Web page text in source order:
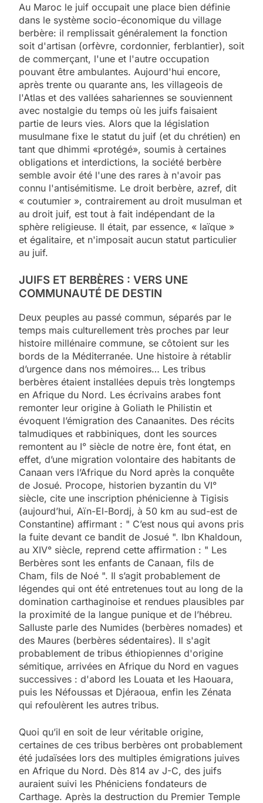
Au Maroc le juif occupait une place bien définie
dans le système socio-économique du village
berbère: il remplissait généralement la fonction
soit d'artisan (orfèvre, cordonnier, ferblantier), soit
de commerçant, l'une et l'autre occupation
pouvant être ambulantes. Aujourd'hui encore,
après trente ou quarante ans, les villageois de
l'Atlas et des vallées sahariennes se souviennent
avec nostalgie du temps où les juifs faisaient
partie de leurs vies. Alors que la législation
musulmane fixe le statut du juif (et du chrétien) en
tant que dhimmi «protégé», soumis à certaines
obligations et interdictions, la société berbère
semble avoir été l'une des rares à n'avoir pas
connu l'antisémitisme. Le droit berbère, azref, dit
« coutumier », contrairement au droit musulman et
au droit juif, est tout à fait indépendant de la
sphère religieuse. Il était, par essence, « laïque »
et égalitaire, et n'imposait aucun statut particulier
au juif.
JUIFS ET BERBÈRES : VERS UNE
COMMUNAUTÉ DE DESTIN
Deux peuples au passé commun, séparés par le
temps mais culturellement très proches par leur
histoire millénaire commune, se côtoient sur les
bords de la Méditerranée. Une histoire à rétablir
d’urgence dans nos mémoires… Les tribus
berbères étaient installées depuis très longtemps
en Afrique du Nord. Les écrivains arabes font
remonter leur origine à Goliath le Philistin et
évoquent l’émigration des Canaanites. Des récits
talmudiques et rabbiniques, dont les sources
remontent au I° siècle de notre ère, font état, en
effet, d’une migration volontaire des habitants de
Canaan vers l’Afrique du Nord après la conquête
de Josué. Procope, historien byzantin du VI°
siècle, cite une inscription phénicienne à Tigisis
(aujourd’hui, Aïn-El-Bordj, à 50 km au sud-est de
Constantine) affirmant : " C’est nous qui avons pris
la fuite devant ce bandit de Josué ". Ibn Khaldoun,
au XIV° siècle, reprend cette affirmation : " Les
Berbères sont les enfants de Canaan, fils de
Cham, fils de Noé ". Il s’agit probablement de
légendes qui ont été entretenues tout au long de la
domination carthaginoise et rendues plausibles par
la proximité de la langue punique et de l’hébreu.
Salluste parle des Numides (berbères nomades) et
des Maures (berbères sédentaires). Il s'agit
probablement de tribus éthiopiennes d'origine
sémitique, arrivées en Afrique du Nord en vagues
successives : d'abord les Louata et les Haouara,
puis les Néfoussas et Djéraoua, enfin les Zénata
qui refoulèrent les autres tribus.
Quoi qu’il en soit de leur véritable origine,
certaines de ces tribus berbères ont probablement
été judaïsées lors des multiples émigrations juives
en Afrique du Nord. Dès 814 av J-C, des juifs
auraient suivi les Phéniciens fondateurs de
Carthage. Après la destruction du Premier Temple